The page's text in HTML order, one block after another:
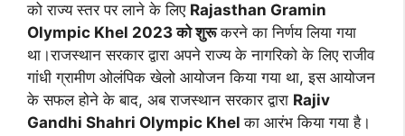
को राज्य स्तर पर लाने के लिए Rajasthan Gramin
Olympic Khel 2023 को शुरूकरने का निर्णय लिया गया
था।राजस्थान सरकार द्वारा अपने राज्य के नागरिको के लिए राजीव
गांधी ग्रामीण ओलंपिक खेलो आयोजन किया गया था, इस आयोजन
के सफल होने के बाद, अब राजस्थान सरकार द्वारा Rajiv
Gandhi Shahri Olympic Khelका आरंभ किया गया है।